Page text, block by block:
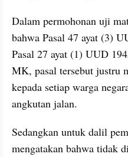
Dalam permohonan uji
bahwa Pasal 47 ayat (3)
Pasal 27 ayat (1) UUD
MK, pasal tersebut justru
kepada setiap warga
angkutan jalan.
Sedangkan untuk dalil
mengatakan bahwa tidak